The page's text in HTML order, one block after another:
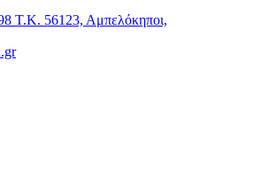
Τ.Κ. 56123, Αμπελόκηποι,